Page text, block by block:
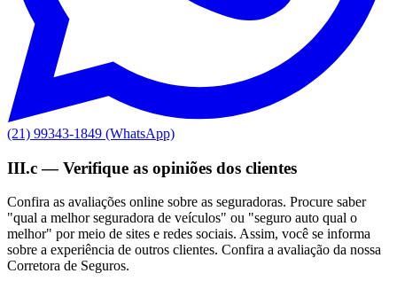
(21) 99343-1849 (WhatsApp)
III.c — Verifique as opiniões dos clientes
Confira as avaliações online sobre as seguradoras. Procure saber
"qual a melhor seguradora de veículos" ou "seguro auto qual o
melhor" por meio de sites e redes sociais. Assim, você se informa
sobre a experiência de outros clientes. Confira a avaliação da nossa
Corretora de Seguros.